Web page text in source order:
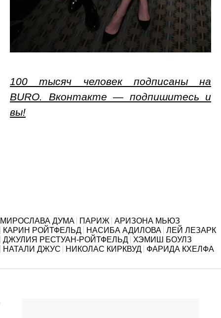
Источник:
Источник:
100 тысяч человек подписаны на
BURO. Вконтакте — подпишитесь и
вы!
МИРОСЛАВА ДУМА ПАРИЖ
АРИЗОНА МЬЮЗ
КАРИН РОЙТФЕЛЬД
НАСИБА АДИЛОВА ЛЕЙ ЛЕЗАРК
ДЖУЛИЯ РЕСТУАН-РОЙТФЕЛЬД
ХЭМИШ БОУЛЗ
НАТАЛИ ДЖУС
НИКОЛАС КИРКВУД ФАРИДА КХЕЛФА